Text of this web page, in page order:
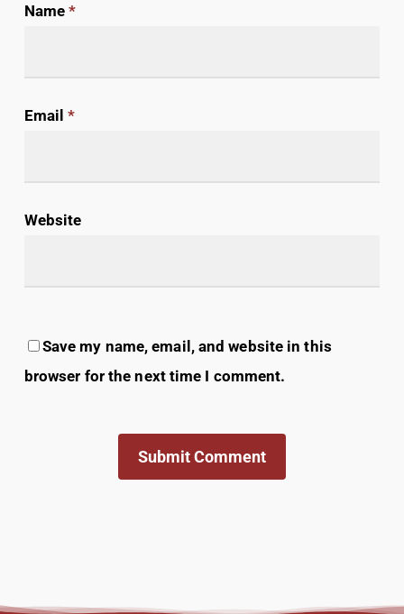
Name*
Email*
Website
Save my name, email, and website in this
browser for the next time I comment.